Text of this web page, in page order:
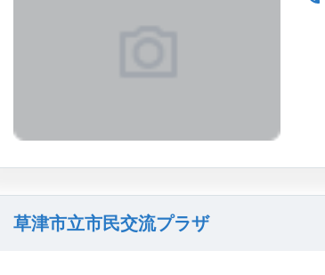
草津市立市民交流プラザ